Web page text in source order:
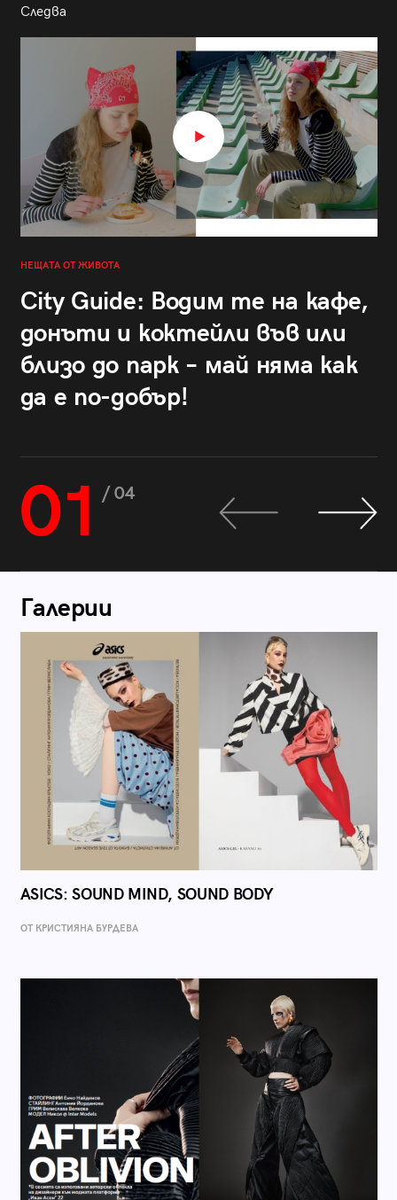
Следва
НЕЩАТА ОТ ЖИВОТА
City Guide: Водим те на кафе,
донъти и коктейли във или
близо до парк – май няма как
да е по-добър!
01 / 04
Галерии
ASICS: SOUND MIND, SOUND BODY
ОТ КРИСТИЯНА БУРДЕВА